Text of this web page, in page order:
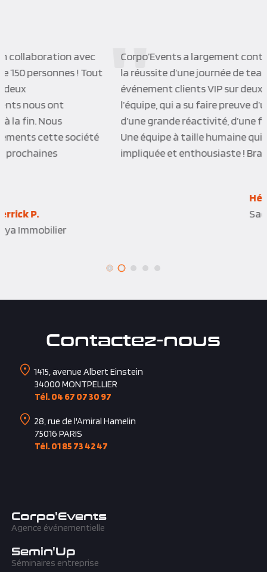
Corpo’Events a largement contribué non seulement à
la réussite d’une journée de team buiding qu’à un
événement clients VIP sur deux jours. Merci à toute
l’équipe, qui a su faire preuve d’une bonne écoute,
d’une grande réactivité, d’une force de proposition.
Une équipe à taille humaine qui sait se montrer
impliquée et enthousiaste ! Bravo !
Contactez-nous
34000MONTPELLIER
Tél. 04 67 07 30 97
75016PARIS
Tél. 01 85 73 42 47
Agence événementielle
Séminaires entreprise